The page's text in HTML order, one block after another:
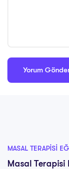
MASAL TERAPISI
Masal Terapisi